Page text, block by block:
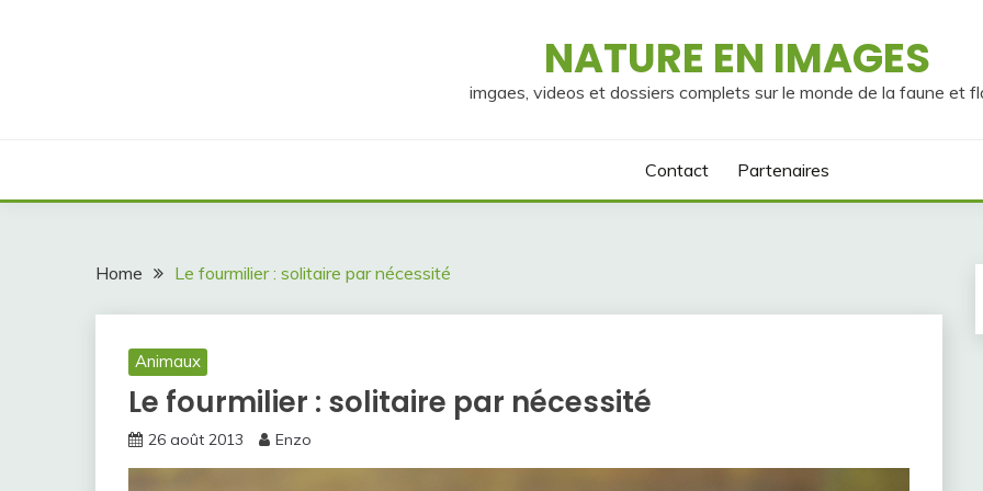
NATURE EN IMAGES
imgaes, videos et dossiers complets sur le monde de la faune et
Contact Partenaires
Home Le fourmilier : solitaire par nécessité
Animaux
Le fourmilier : solitaire par nécessité
26 août 2013 Enzo